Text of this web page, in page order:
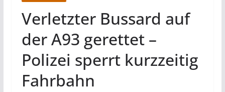
Verletzter Bussard auf
der A93 gerettet –
Polizei sperrt kurzzeitig
Fahrbahn